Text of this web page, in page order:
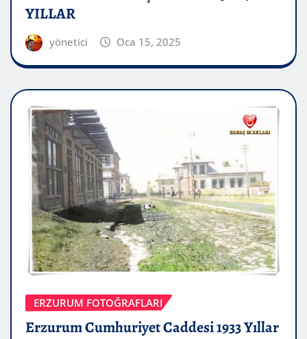
YILLAR
yönetici Oca 15, 2025
ERZURUM FOTOĞRAFLARI
Erzurum Cumhuriyet Caddesi 1933 Yıllar